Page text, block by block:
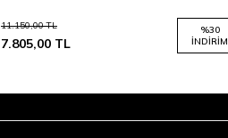
11.150,00TL
7.805,00 TL
%30
İNDIRIM